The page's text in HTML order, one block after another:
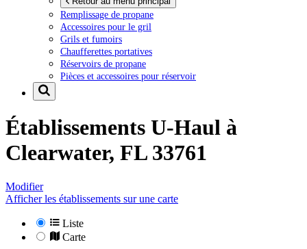
Remplissage de propane
Accessoires pour le gril
Grils et fumoirs
Chaufferettes portatives
Réservoirs de propane
Pièces et accessoires pour réservoir
Établissements U-Haul à
Clearwater, FL 33761
Modifier
Afficher les établissements sur une carte
Liste
Carte